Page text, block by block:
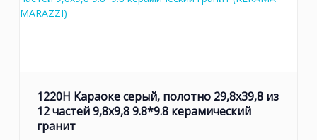
1220H Караоке серый, полотно 29,8х39,8 из
12 частей 9,8х9,8 9.8*9.8 керамический
гранит